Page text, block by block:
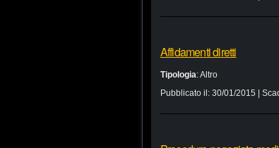
Affidamenti diretti
Tipologia:Altro
Pubblicato il: 30/01/2015 |